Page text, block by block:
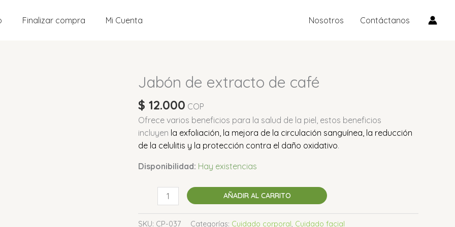
Finalizar compra Mi Cuenta Nosotros Contáctanos
Jabón de extracto de café
$ 12.000 COP
Ofrece varios beneficios para la salud de la piel, estos beneficios
incluyen la exfoliación, la mejora de la circulación sanguínea, la reducción
de la celulitis y la protección contra el daño oxidativo.
Disponibilidad: Hay existencias
Jabón
extracto
de
café
cantidad
AÑADIR AL CARRITO
SKU: CP-037 Categorías: Cuidado corporal Cuidado facial
cantidad